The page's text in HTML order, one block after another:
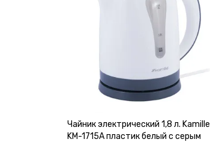
Чайник электрический 1,8 л. Kamille
KM-1715A пластик белый с серым